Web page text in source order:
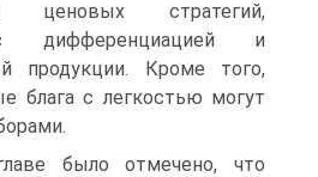
ценовых стратегий,
дифференциацией и
продукции. Кроме того,
блага с легкостью могут
было отмечено, что